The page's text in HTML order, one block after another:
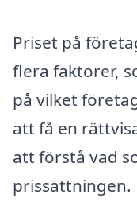
Priset på
flera faktorer,
på vilket
att få en
att förstå vad
prissättningen.